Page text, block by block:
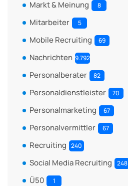
Markt & Meinung 8
Mitarbeiter 5
Mobile Recruiting 69
Nachrichten 9.792
Personalberater 82
Personaldienstleister 70
Personalmarketing 67
Personalvermittler 67
Recruiting 240
Social Media Recruiting 248
Ü50 1